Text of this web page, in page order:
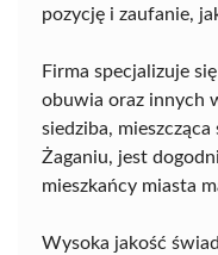
pozycję i zaufanie,
Firma specjalizuje
obuwia oraz innych
siedziba,
Żaganiu, jest
mieszkańcy miasta
Wysoka jakość